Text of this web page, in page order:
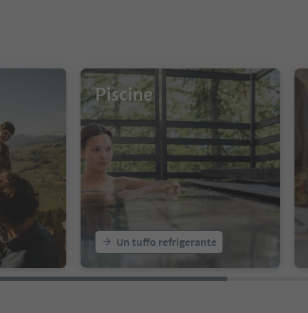
Piscine
Un tuffo refrigerante